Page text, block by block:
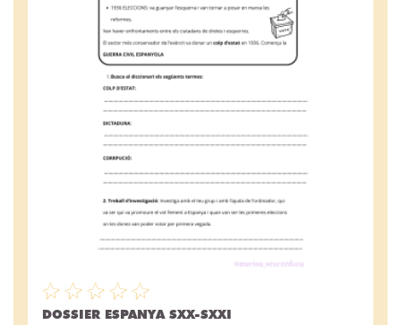
DOSSIER ESPANYA SXX-SXXI